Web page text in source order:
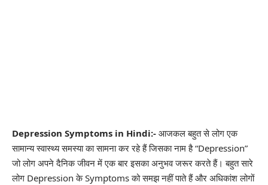
Depression Symptoms in Hindi:- आजकल बहुत से लोग एक
सामान्य स्वास्थ्य समस्या का सामना कर रहे हैं जिसका नाम है “Depression”
जो लोग अपने दैनिक जीवन में एक बार इसका अनुभव जरूर करते हैं। बहुत सारे
लोग Depression के Symptoms को समझ नहीं पाते हैं और अधिकांश लोगों